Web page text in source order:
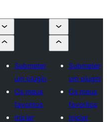
Submeter
um plugin
Os meus
favoritos
Iniciar
Submeter
um plugin
Os meus
favoritos
Iniciar